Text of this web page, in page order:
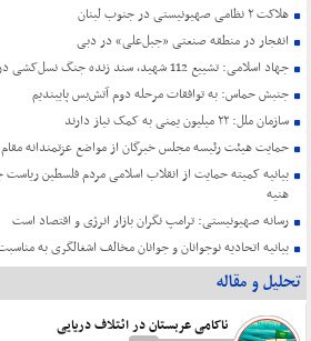
هلاکت ۲ نظامی صهیونیستی در جنوب لبنان
انفجار در منطقه صنعتی «جبل‌علی» در دبی
جهاد اسلامی: تشییع 112 شهید، سند زنده جنگ نسل‌کشی در غزه است
جنبش حماس: به توافقات مرحله دوم آتش‌بس پایبندیم
سازمان ملل: ۲۲ میلیون یمنی به کمک نیاز دارند
حمایت هیئت رئیسه مجلس خبرگان از مواضع عزتمندانه
بیانیه کمیته حمایت از انقلاب اسلامی مردم فلسطین
هنیه
رسانه صهیونیستی: ترامپ نگران بازار انرژی و اقتصاد است
بیانیه اتحادیه نوجوانان و جوانان مخالف اشغالگری به
تحلیل و مقاله
ناکامی عربستان در ائتلاف دریایی